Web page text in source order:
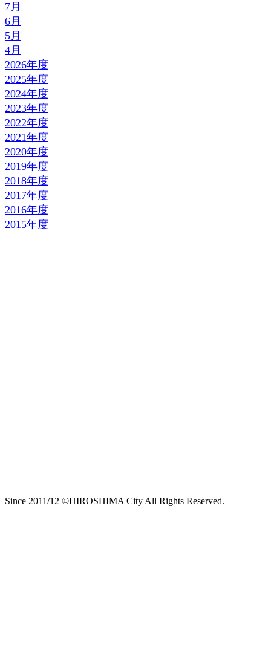
7月
6月
5月
4月
2026年度
2025年度
2024年度
2023年度
2022年度
2021年度
2020年度
2019年度
2018年度
2017年度
2016年度
2015年度
Since 2011/12 ©HIROSHIMA City All Rights Reserved.